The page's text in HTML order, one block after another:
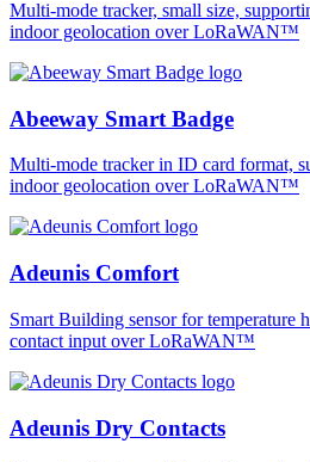
Multi-mode tracker, small size,
indoor geolocation over LoRaWAN™
Abeeway Smart Badge
Multi-mode tracker in ID card format,
indoor geolocation over LoRaWAN™
Adeunis Comfort
Smart Building sensor for temperature
contact input over LoRaWAN™
Adeunis Dry Contacts